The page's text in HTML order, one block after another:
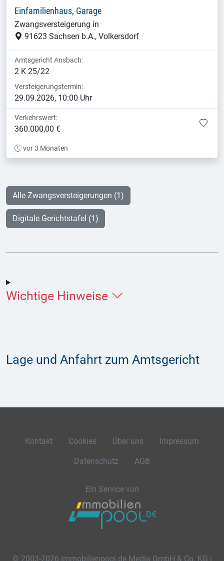
Einfamilienhaus, Garage
Zwangsversteigerung in
91623 Sachsen b.A., Volkersdorf
Amtsgericht Ansbach:
2 K 25/22
Versteigerungstermin:
29.09.2026, 10:00 Uhr
Verkehrswert:
360.000,00 €
vor 3 Monaten
Alle Zwangsversteigerungen (1)
Digitale Gerichtstafel (1)
Wichtige Hinweise
Lage und Anfahrt zum Amtsgericht
Kontakt Cookies Über uns Impressum
Datenschutz AGB
Ein Service von
© 2003-2026 immobilienpool.de Media GmbH & Co. KG |